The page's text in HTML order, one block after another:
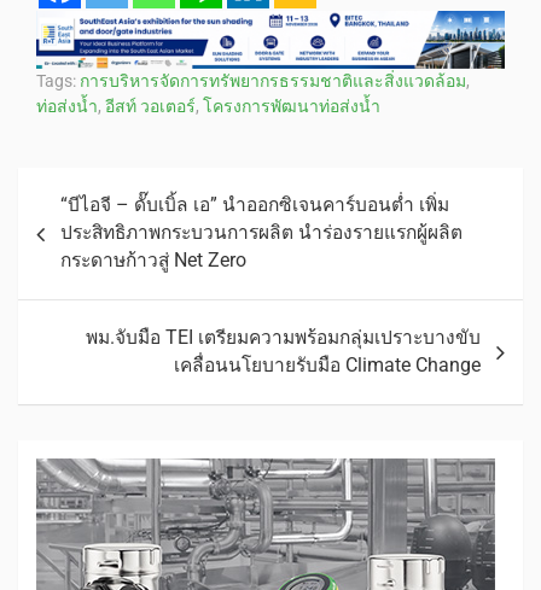
Tags: การบริหารจัดการทรัพยากรธรรมชาติและสิ่งแวดล้อม,
ท่อส่งน้ำ, อีสท์ วอเตอร์, โครงการพัฒนาท่อส่งน้ำ
“บีไอจี – ดั๊บเบิ้ล เอ” นำออกซิเจนคาร์บอนต่ำ เพิ่ม
ประสิทธิภาพกระบวนการผลิต นำร่องรายแรกผู้ผลิต
กระดาษก้าวสู่ Net Zero
พม.จับมือ TEI เตรียมความพร้อมกลุ่มเปราะบางขับ
เคลื่อนนโยบายรับมือ Climate Change